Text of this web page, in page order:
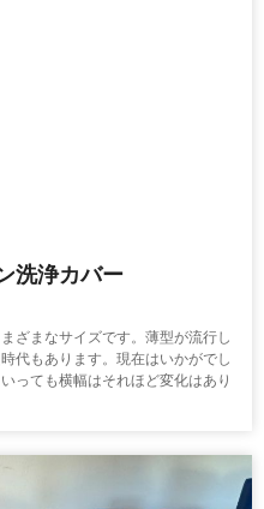
洗浄カバー
ざまなサイズです。薄型が流行し
代もあります。現在はいかがでし
っても横幅はそれほど変化はあり